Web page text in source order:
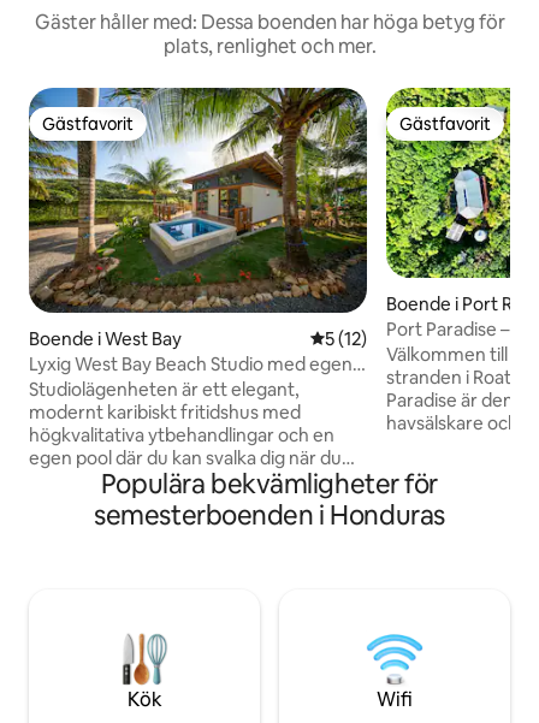
Gäster håller med: Dessa boenden har höga betyg för
plats, renlighet och mer.
Gästfavorit
Gästfavorit
Boende i West Bay 5 av 5 i genomsnittligt
5 (12)
Lyxig West Bay Beach Studio med egen
pool -
Studiolägenheten är ett elegant,
modernt karibiskt fritidshus med
högkvalitativa ytbehandlingar och en
egen pool där du kan svalka dig när du
inte är på den vackra stranden i West
Bay. Här finns en bekväm dubbelsäng,
mörkläggningsgardiner, utdragbar soffa,
promenad till en mid West Bay
strandplats. På stranden har vi ett
område med strand för våra gäster. Njut
av enkel tillgång till bekvämligheterna i
Gästfavorit
Gästfavorit
Boende i Port
Port Paradise –
strand och brygga
Välkommen till
stranden i
Paradise är den
havsälskare och
Cow & Calf, där
färgglatt
fantastiskt marint
öäventyr. ⭑Kontakta oss för
säsongsrabatter⭑
Populära bekvämligheter för
semesterboenden i Honduras
Kök Wifi